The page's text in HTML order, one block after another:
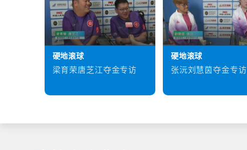
硬地滚球
梁育荣唐芝江夺金专访
硬地滚球
张沅刘慧茵夺金专访